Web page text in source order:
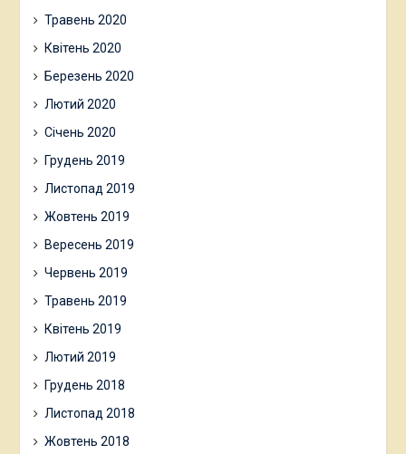
Травень 2020
Квітень 2020
Березень 2020
Лютий 2020
Січень 2020
Грудень 2019
Листопад 2019
Жовтень 2019
Вересень 2019
Червень 2019
Травень 2019
Квітень 2019
Лютий 2019
Грудень 2018
Листопад 2018
Жовтень 2018